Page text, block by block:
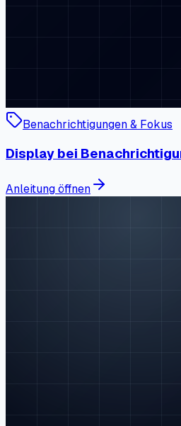
Benachrichtigungen & Fokus
Display bei
Anleitung öffnen